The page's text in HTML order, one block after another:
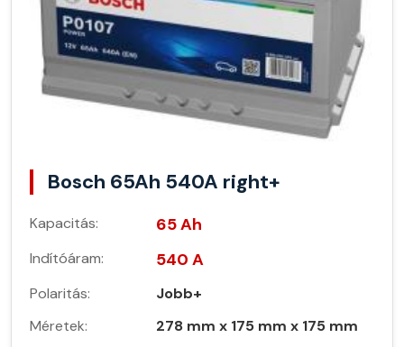
Bosch 65Ah 540A right+
Kapacitás: 65 Ah
Indítóáram: 540 A
Polaritás:
Jobb+
Méretek:
278 mm x 175 mm x 175 mm